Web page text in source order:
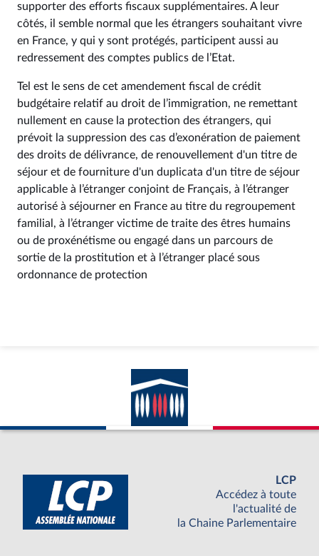
supporter des efforts fiscaux supplémentaires. A leur
côtés, il semble normal que les étrangers souhaitant vivre
en France, y qui y sont protégés, participent aussi au
redressement des comptes publics de l’Etat.
Tel est le sens de cet amendement fiscal de crédit
budgétaire relatif au droit de l’immigration, ne remettant
nullement en cause la protection des étrangers, qui
prévoit la suppression des cas d’exonération de paiement
des droits de délivrance, de renouvellement d'un titre de
séjour et de fourniture d'un duplicata d'un titre de séjour
applicable à l’étranger conjoint de Français, à l’étranger
autorisé à séjourner en France au titre du regroupement
familial, à l’étranger victime de traite des êtres humains
ou de proxénétisme ou engagé dans un parcours de
sortie de la prostitution et à l’étranger placé sous
ordonnance de protection
LCP
Accédez à toute
l'actualité de
la Chaine Parlementaire